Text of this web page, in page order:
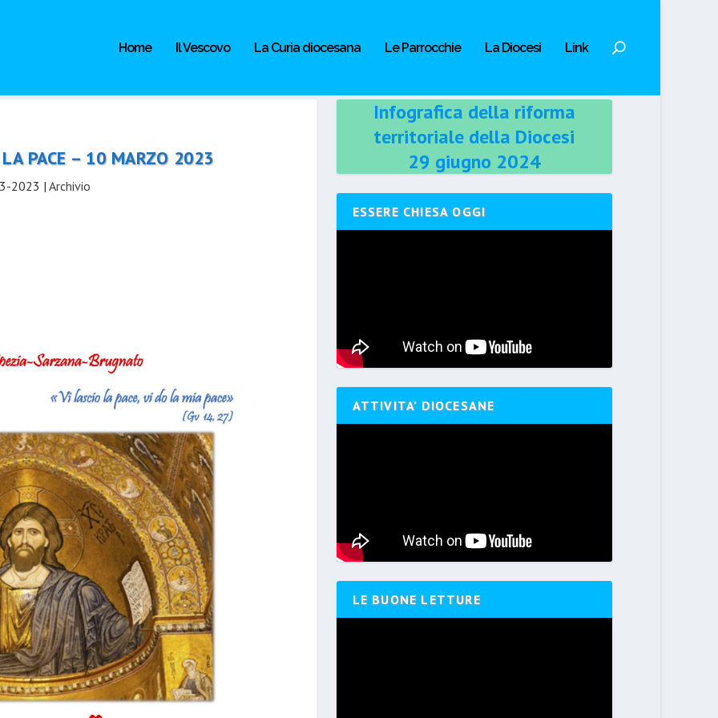
Home Il Vescovo La Curia diocesana Le Parrocchie La Diocesi Link
PACE – 10 MARZO 2023
2023 |Archivio
Infografica della riforma
territoriale della Diocesi
29 giugno 2024
ESSERE CHIESA OGGI
ATTIVITA’ DIOCESANE
LE BUONE LETTURE